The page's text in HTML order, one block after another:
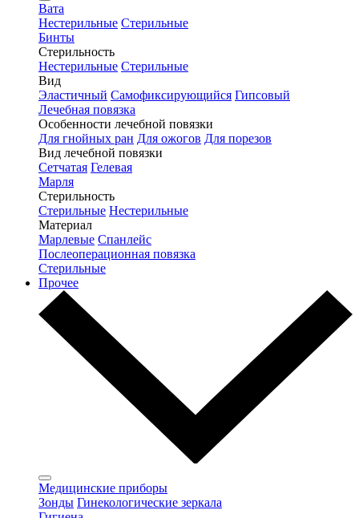
Вата
Нестерильные Стерильные
Бинты
Стерильность
Нестерильные Стерильные
Вид
Эластичный Самофиксирующийся Гипсовый
Лечебная повязка
Особенности лечебной повязки
Для гнойных ран Для ожогов Для порезов
Вид лечебной повязки
Сетчатая Гелевая
Марля
Стерильность
Стерильные Нестерильные
Материал
Марлевые Спанлейс
Послеоперационная повязка
Стерильные
Прочее
Медицинские приборы
Зонды Гинекологические зеркала